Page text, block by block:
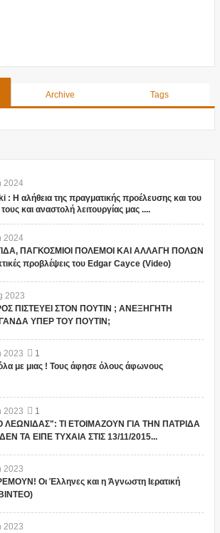
Archive Tags
2024
: Η αλήθεια της πραγματικής προέλευσης και του
και αναστολή λειτουργίας μας ....
2024
ΠΑΓΚΟΣΜΙΟΙ ΠΟΛΕΜΟΙ ΚΑΙ ΑΛΛΑΓΗ ΠΟΛΩΝ
προβλέψεις του Edgar Cayce (Video)
2023
ΠΙΣΤΕΥΕΙ ΣΤΟΝ ΠΟΥΤΙΝ ; ΑΝΕΞΗΓΗΤΗ
ΥΠΕΡ ΤΟΥ ΠΟΥΤΙΝ;
2023
1
με μιας ! Τους άφησε όλους άφωνους
2023
1
ΛΕΩΝΙΔΑΣ": ΤΙ ΕΤΟΙΜΑΖΟΥΝ ΓΙΑ ΤΗΝ ΠΑΤΡΙΔΑ
ΤΑ ΕΙΠΕ ΤΥΧΑΙΑ ΣΤΙΣ 13/11/2015...
2023
Οι Έλληνες και η Άγνωστη Ιερατική
2023